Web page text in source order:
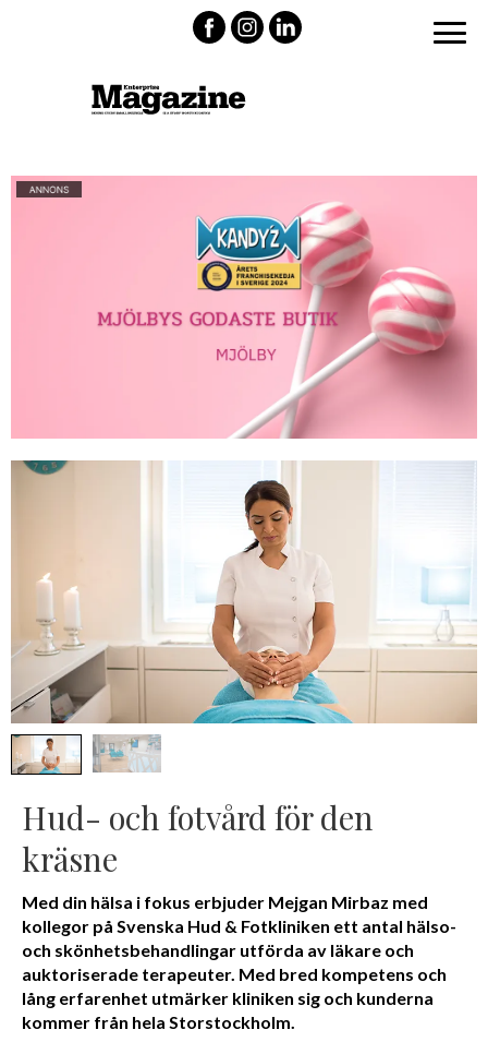
Hud- och fotvård för den
kräsne
Med din hälsa i fokus erbjuder Mejgan Mirbaz med
kollegor på Svenska Hud & Fotkliniken ett antal hälso-
och skönhetsbehandlingar utförda av läkare och
auktoriserade terapeuter. Med bred kompetens och
lång erfarenhet utmärker kliniken sig och kunderna
kommer från hela Storstockholm.